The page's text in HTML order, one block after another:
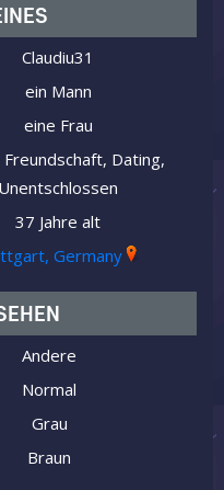
Claudiu31
ein Mann
eine Frau
Freundschaft, Dating,
Unentschlossen
37 Jahre alt
Germany
Andere
Normal
Grau
Braun